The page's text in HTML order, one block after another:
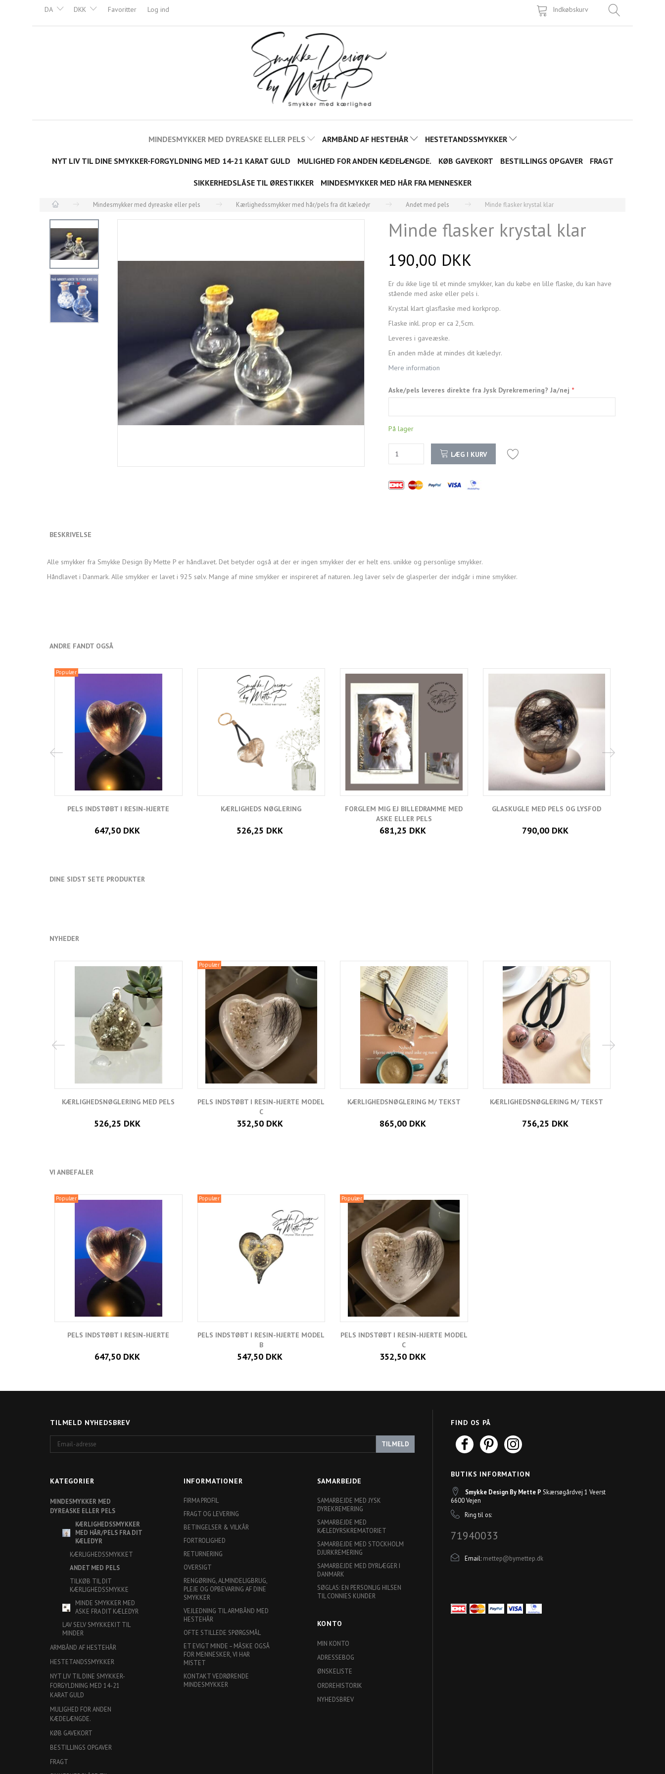
DA DKK Indkøbskurv
Favoritter Log ind
MINDESMYKKER MED DYREASKE ELLER PELS ARMBÅND AF HESTEHÅR HESTETANDSSMYKKER
NYT LIV TIL DINE SMYKKER-FORGYLDNING MED 14-21 KARAT GULD MULIGHED FOR ANDEN KÆDELÆNGDE. KØB GAVEKORT BESTILLINGS OPGAVER FRAGT
SIKKERHEDSLÅSE TIL ØRESTIKKER MINDESMYKKER MED HÅR FRA MENNESKER
Mindesmykker med dyreaske eller pels Kærlighedssmykker med hår/pels fra dit kæledyr Andet med pels Minde flasker krystal klar
Minde flasker krystal klar
190,00 DKK
Er du ikke lige til et minde smykker, kan du købe en lille flaske, du kan have
stående med aske eller pels i.
Krystal klart glasflaske med korkprop.
Flaske inkl. prop er ca 2,5cm.
Leveres i gaveæske.
En anden måde at mindes dit kæledyr.
Mere information
Aske/pels leveres direkte fra Jysk Dyrekremering? Ja/nej
På lager
LÆG I KURV
BESKRIVELSE
Alle smykker fra Smykke Design By Mette P er håndlavet. Det betyder også at der er ingen smykker der er helt ens. unikke og personlige smykker.
Håndlavet i Danmark. Alle smykker er lavet i 925 sølv. Mange af mine smykker er inspireret af naturen. Jeg laver selv de glasperler der indgår i mine smykker.
ANDRE FANDT OGSÅ
Populær
PELS INDSTØBT I RESIN-HJERTE
647,50 DKK
KÆRLIGHEDS NØGLERING
526,25 DKK
FORGLEM MIG EJ BILLEDRAMME MED
ASKE ELLER PELS
681,25 DKK
GLASKUGLE MED PELS OG LYSFOD
790,00 DKK
DINE SIDST SETE PRODUKTER
NYHEDER
KÆRLIGHEDSNØGLERING MED PELS
526,25 DKK
Populær
PELS INDSTØBT I RESIN-HJERTE MODEL
C
352,50 DKK
KÆRLIGHEDSNØGLERING M/ TEKST
865,00 DKK
KÆRLIGHEDSNØGLERING M/ TEKST
756,25 DKK
VI ANBEFALER
Populær
PELS INDSTØBT I RESIN-HJERTE
647,50 DKK
Populær
PELS INDSTØBT I RESIN-HJERTE MODEL
B
547,50 DKK
Populær
PELS INDSTØBT I RESIN-HJERTE MODEL
C
352,50 DKK
TILMELD NYHEDSBREV
adresse
TILMELD
KATEGORIER
MINDESMYKKER MED
DYREASKE ELLER PELS
KÆRLIGHEDSSMYKKER
MED HÅR/PELS FRA DIT
KÆLEDYR
KÆRLIGHEDSSMYKKET
ANDET MED PELS
TILKØB TIL DIT
KÆRLIGHEDSSMYKKE
MINDE SMYKKER MED
ASKE FRA DIT KÆLEDYR
LAV SELV SMYKKEKIT TIL
MINDER
ARMBÅND AF HESTEHÅR
HESTETANDSSMYKKER
NYT LIV TIL DINE SMYKKER-
FORGYLDNING MED 14-21
KARAT GULD
MULIGHED FOR ANDEN
KÆDELÆNGDE.
KØB GAVEKORT
BESTILLINGS OPGAVER
FRAGT
INFORMATIONER
FIRMA PROFIL
FRAGT OG LEVERING
BETINGELSER & VILKÅR
FORTROLIGHED
RETURNERING
OVERSIGT
RENGØRING, ALMINDELIGBRUG,
PLEJE OG OPBEVARING AF DINE
SMYKKER
VEJLEDNING TIL ARMBÅND MED
HESTEHÅR
OFTE STILLEDE SPØRGSMÅL
ET EVIGT MINDE – MÅSKE OGSÅ
FOR MENNESKER, VI HAR
MISTET
KONTAKT VEDRØRENDE
MINDESMYKKER
SAMARBEJDE
SAMARBEJDE MED JYSK
DYREKREMERING
SAMARBEJDE MED
KÆLEDYRSKREMATORIET
SAMARBEJDE MED STOCKHOLM
DJURKREMERING
SAMARBEJDE MED DYRLÆGER I
DANMARK
SØGLAS: EN PERSONLIG HILSEN
TIL CONNIES KUNDER
KONTO
MIN KONTO
ADRESSEBOG
ØNSKELISTE
ORDREHISTORIK
NYHEDSBREV
FIND OS PÅ
BUTIKS INFORMATION
Smykke Design By Mette P Skærsøgårdvej 1 Veerst
6600 Vejen
Ring til os:
71940033
Email: mettep@bymettep.dk